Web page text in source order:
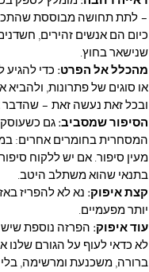
– לתת תחושה מבוססת
כיום הם אנשים זהירים,
שנישאר בחוץ.
מהכלל אל הפרט: כדי להגיע
או סוגים של פתרונות, ולהביא
ובכל זאת נעשה זאת – שהדבר
הסיפור שמסביב: גם
המסחרית בחומרים אחרים:
מעין סיפור. אם יש ללקוח
בתנאי שהוא משתלב היטב.
קצת איפוק: נא לא להפריז
יותר מפעמיים.
עוד איפוק: הפרזה נוספת
לא כדאי לעוף על הגורם שלנו
ברורה, משכנעת ומרשימה, בלי